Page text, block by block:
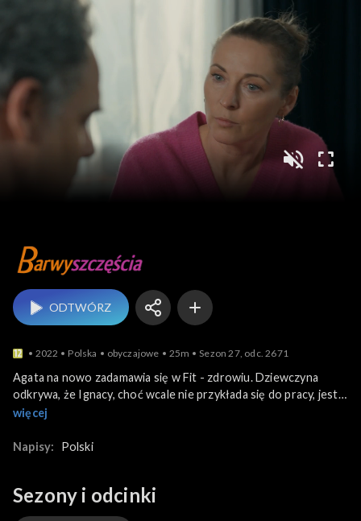
Barwy szczęścia
ODTWÓRZ
2022 Polska obyczajowe 25m Sezon 27, odc. 2671
Agata na nowo zadamawia się w Fit - zdrowiu. Dziewczyna
odkrywa, że Ignacy, choć wcale nie przykłada się do pracy, jest
protegowanym jej szefa. Kasia nadal opiekuje się Maksem.
Modrzyckiego, który ma nadzieję na kolejny poczytny temat.
ujawni jego romans z Weroniką. Tymczasem Krystyna coraz
gorzej znosi mieszkanie pod jednym dachem z Anią oraz Sławką.
więcej
Napisy: Polski
Sezony i odcinki